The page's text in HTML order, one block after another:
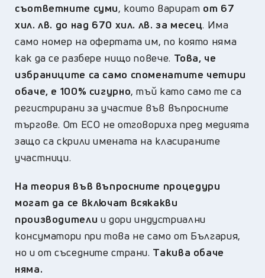
съответните суми, които варират от 67
хил. лв. до над 670 хил. лв. за месец. Има
само номер на офертата им, по която няма
как да се разбере нищо повече. Това, че
избраниците са само споменатите четири
обаче, е 100% сигурно, тъй като само те са
регистрирани за участие във въпросните
търгове. От ЕСО не отговориха пред медията
защо са скрили имената на класираните
участници.
На теория във въпросните процедури
могат да се включат всякакви
производители и дори индустриални
консуматори при това не само от България,
но и от съседните страни. Такива обаче
няма.